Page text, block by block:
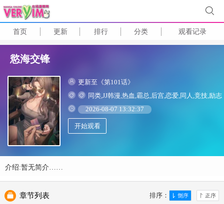
首页 更新 排行 分类 观看记录
慾海交锋
更新至《第101话》
同类,JJ韩漫,热血,霸总,后宫,恋爱,同人,竞技,励志
2026-08-07 13:32:37
开始观看
介绍:暂无简介……
排序：
章节列表